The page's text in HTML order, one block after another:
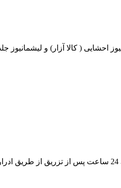
احشایی ( کالا آزار) و